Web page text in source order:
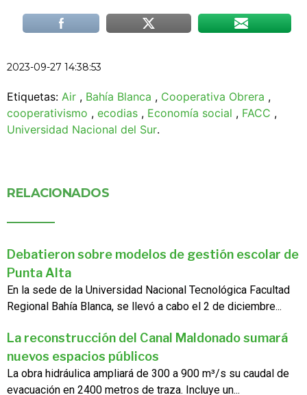
2023-09-27 14:38:53
Etiquetas: Air , Bahía Blanca , Cooperativa Obrera ,
cooperativismo , ecodias , Economía social , FACC ,
Universidad Nacional del Sur.
RELACIONADOS
Debatieron sobre modelos de gestión escolar de
Punta Alta
En la sede de la Universidad Nacional Tecnológica Facultad
Regional Bahía Blanca, se llevó a cabo el 2 de diciembre...
La reconstrucción del Canal Maldonado sumará
nuevos espacios públicos
La obra hidráulica ampliará de 300 a 900 m³/s su caudal de
evacuación en 2400 metros de traza. Incluye un...